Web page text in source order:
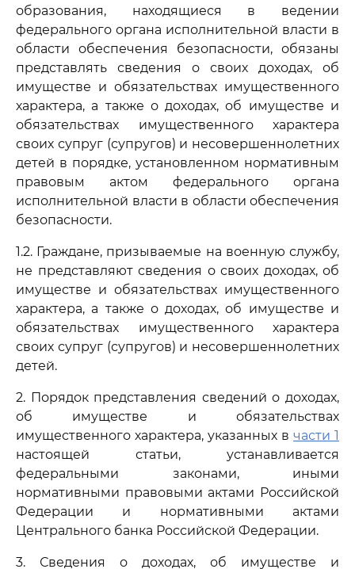
образования, находящиеся в ведении
федерального органа исполнительной власти в
области обеспечения безопасности, обязаны
представлять сведения о своих доходах, об
имуществе и обязательствах имущественного
характера, а также о доходах, об имуществе и
обязательствах имущественного характера
своих супруг (супругов) и несовершеннолетних
детей в порядке, установленном нормативным
правовым актом федерального органа
исполнительной власти в области обеспечения
безопасности.
1.2. Граждане, призываемые на военную службу,
не представляют сведения о своих доходах, об
имуществе и обязательствах имущественного
характера, а также о доходах, об имуществе и
обязательствах имущественного характера
своих супруг (супругов) и несовершеннолетних
детей.
2. Порядок представления сведений о доходах,
об имуществе и обязательствах
имущественного характера, указанных в части 1
настоящей статьи, устанавливается
федеральными законами, иными
нормативными правовыми актами Российской
Федерации и нормативными актами
Центрального банка Российской Федерации.
3. Сведения о доходах, об имуществе и